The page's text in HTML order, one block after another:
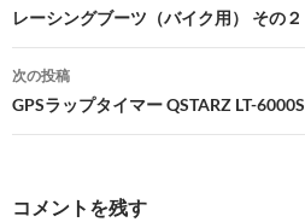
稿
ナ
ビ
ゲ
レーシングブーツ（バイク用） その２
次の投稿
GPSラップタイマー QSTARZ LT-6000S
コメントを残す